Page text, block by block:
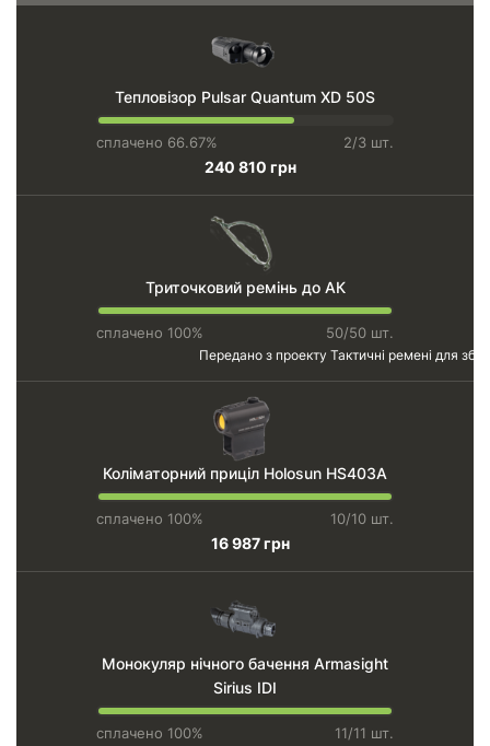
Тепловізор Pulsar Quantum XD 50S
сплачено 66.67% 2/3 шт.
240 810 грн
Триточковий ремінь до АК
сплачено 100%
50/50 шт.
Передано з проекту Тактичні ремені для
Коліматорний приціл Holosun HS403A
сплачено 100% 10/10 шт.
16 987 грн
Монокуляр нічного бачення Armasight
Sirius IDI
сплачено 100% 11/11 шт.